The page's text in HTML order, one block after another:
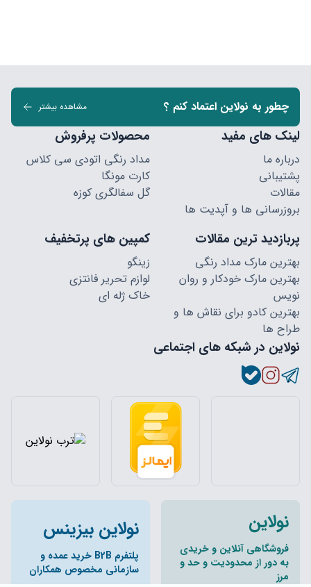
چطور به نولاین اعتماد کنم ؟ مشاهده بیشتر
لینک های مفید
درباره ما
پشتیبانی
مقالات
بروزرسانی ها و آپدیت ها
محصولات پرفروش
مداد رنگی اتودی سی کلاس
کارت مونگا
گل سفالگری کوزه
پربازدید ترین مقالات
بهترین مارک مداد رنگی
بهترین مارک خودکار و روان
نویس
بهترین کادو برای نقاش ها و
طراح ها
کمپین های پرتخفیف
زینگو
لوازم تحریر فانتزی
خاک ژله ای
نولاین در شبکه های اجتماعی
نولاین
فروشگاهی آنلاین و خریدی
به دور از محدودیت و حد و
مرز
نولاین بیزینس
پلتفرم B2B خرید عمده و
سازمانی مخصوص همکاران